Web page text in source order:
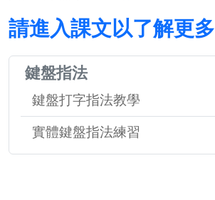
請進入課文以了解更多
鍵盤指法
鍵盤打字指法教學
實體鍵盤指法練習